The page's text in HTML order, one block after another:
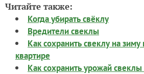
Читайте также:
Когда убирать свёклу
Вредители свеклы
Как сохранить свеклу на зиму
квартире
Как сохранить урожай свеклы